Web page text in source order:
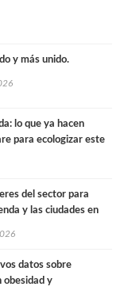
y más unido.
lo que ya hacen
para ecologizar este
del sector para
y las ciudades en
datos sobre
obesidad y